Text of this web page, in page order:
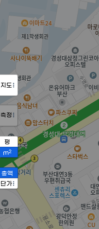
지도
측정
평
m2
총액
단가